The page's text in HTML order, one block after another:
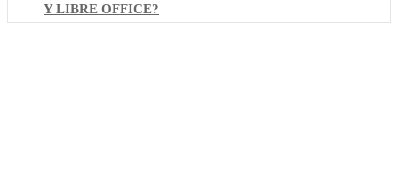
Y LIBRE OFFICE?